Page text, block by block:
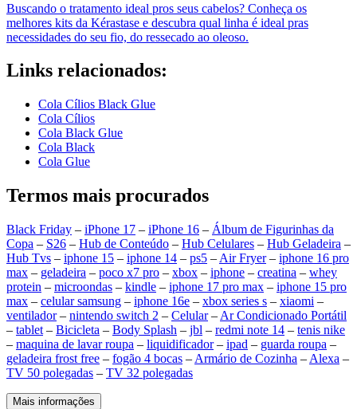
Buscando o tratamento ideal pros seus cabelos? Conheça os
melhores kits da Kérastase e descubra qual linha é ideal pras
necessidades do seu fio, do ressecado ao oleoso.
Links relacionados:
Cola Cílios Black Glue
Cola Cílios
Cola Black Glue
Cola Black
Cola Glue
Termos mais procurados
Black Friday – iPhone 17 – iPhone 16 – Álbum de Figurinhas da
Copa – S26 – Hub de Conteúdo – Hub Celulares – Hub Geladeira –
Hub Tvs – iphone 15 – iphone 14 – ps5 – Air Fryer– iphone 16 pro
max – geladeira – poco x7 pro – xbox – iphone – creatina – whey
protein – microondas – kindle – iphone 17 pro max – iphone 15 pro
max – celular samsung – iphone 16e – xbox series s – xiaomi –
ventilador– nintendo switch 2 – Celular– Ar Condicionado Portátil
– tablet – Bicicleta – Body Splash – jbl – redmi note 14 – tenis nike
– maquina de lavar roupa – liquidificador– ipad – guarda roupa –
geladeira frost free – fogão 4 bocas – Armário de Cozinha – Alexa –
TV 50 polegadas – TV 32 polegadas
Mais informações